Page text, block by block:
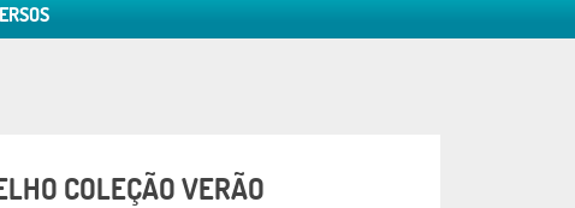
COLEÇÃO VERÃO